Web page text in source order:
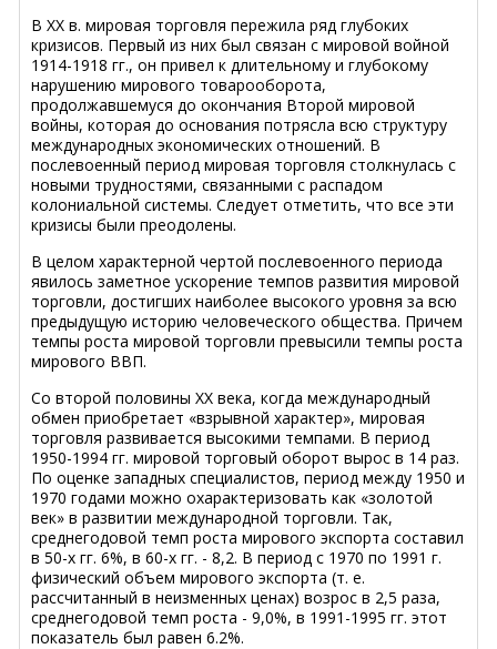
В XX в. мировая торговля пережила ряд глубоких
кризисов. Первый из них был связан с мировой войной
1914-1918 гг., он привел к длительному и глубокому
нарушению мирового товарооборота,
продолжавшемуся до окончания Второй мировой
войны, которая до основания потрясла всю структуру
международных экономических отношений. В
послевоенный период мировая торговля столкнулась с
новыми трудностями, связанными с распадом
колониальной системы. Следует отметить, что все эти
кризисы были преодолены.
В целом характерной чертой послевоенного периода
явилось заметное ускорение темпов развития мировой
торговли, достигших наиболее высокого уровня за всю
предыдущую историю человеческого общества. Причем
темпы роста мировой торговли превысили темпы роста
мирового ВВП.
Со второй половины XX века, когда международный
обмен приобретает «взрывной характер», мировая
торговля развивается высокими темпами. В период
1950-1994 гг. мировой торговый оборот вырос в 14 раз.
По оценке западных специалистов, период между 1950 и
1970 годами можно охарактеризовать как «золотой
век» в развитии международной торговли. Так,
среднегодовой темп роста мирового экспорта составил
в 50-х гг. 6%, в 60-х гг. - 8,2. В период с 1970 по 1991 г.
физический объем мирового экспорта (т. е.
рассчитанный в неизменных ценах) возрос в 2,5 раза,
среднегодовой темп роста - 9,0%, в 1991-1995 гг. этот
показатель был равен 6.2%.